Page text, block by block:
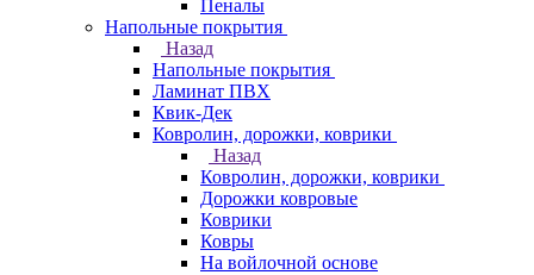
Пеналы
Напольные покрытия
Назад
Напольные покрытия
Ламинат ПВХ
Квик-Дек
Ковролин, дорожки, коврики
Назад
Ковролин, дорожки, коврики
Дорожки ковровые
Коврики
Ковры
На войлочной основе